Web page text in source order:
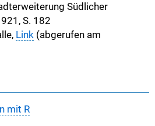
Südlicher
S. 182
Link (abgerufen am
mit R